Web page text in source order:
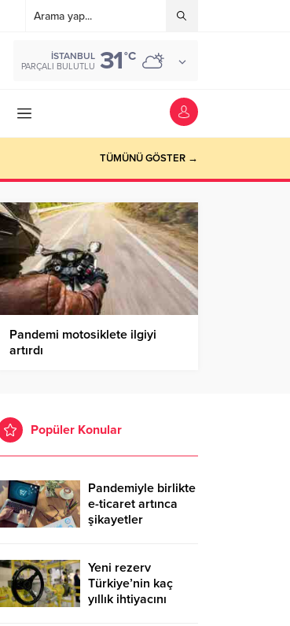
İSTANBUL
PARÇALI BULUTLU 31°C
TÜMÜNÜ GÖSTER →
Pandemi motosiklete ilgiyi
artırdı
Popüler Konular
Pandemiyle birlikte
e-ticaret artınca
şikayetler
Yeni rezerv
Türkiye’nin kaç
yıllık ihtiyacını